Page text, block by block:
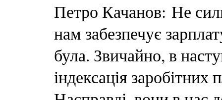
Петро Качанов: Не
нам забезпечує
була. Звичайно, в
індексація